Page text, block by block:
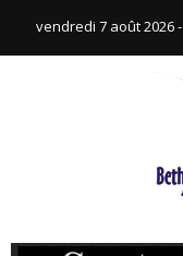
vendredi 7 août 2026 -